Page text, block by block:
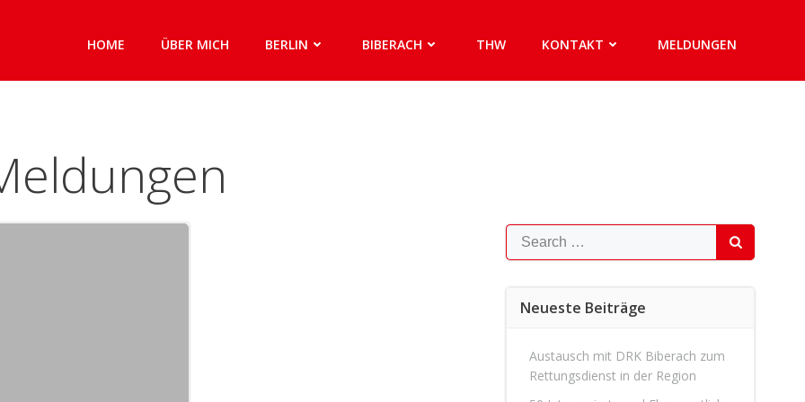
HOME ÜBER MICH BERLIN BIBERACH THW KONTAKT MELDUNGEN
Search
for:
Neueste Beiträge
Austausch mit DRK Biberach zum
Rettungsdienst in der Region